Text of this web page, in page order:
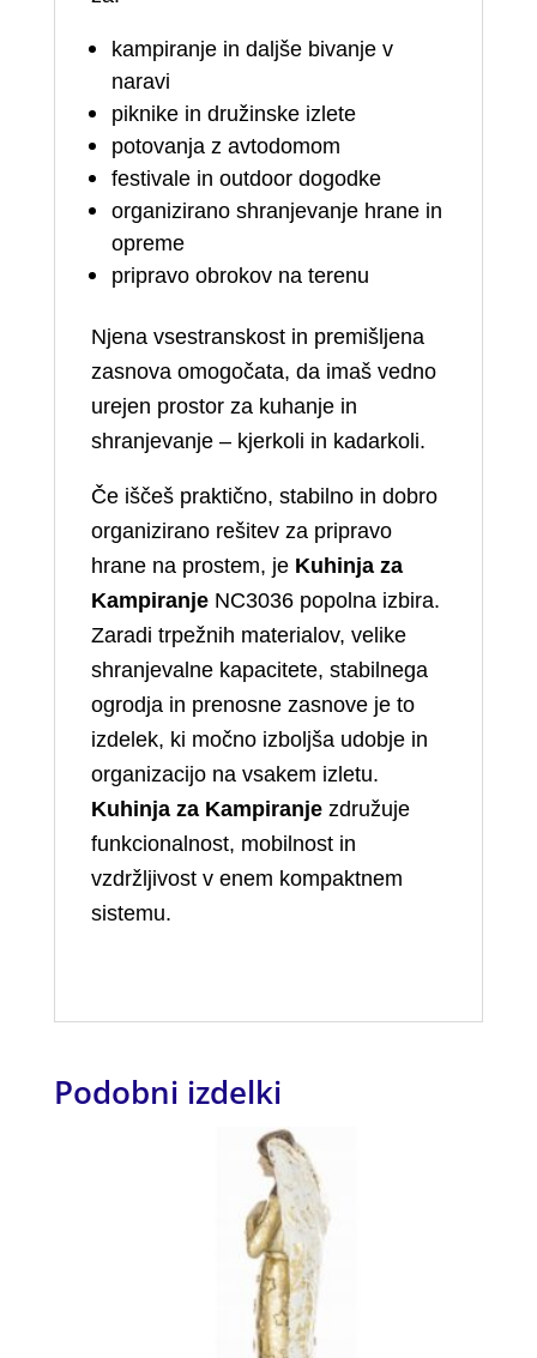
kampiranje in daljše bivanje v
naravi
piknike in družinske izlete
potovanja z avtodomom
festivale in outdoor dogodke
organizirano shranjevanje hrane in
opreme
pripravo obrokov na terenu
Njena vsestranskost in premišljena
zasnova omogočata, da imaš vedno
urejen prostor za kuhanje in
shranjevanje – kjerkoli in kadarkoli.
Če iščeš praktično, stabilno in dobro
organizirano rešitev za pripravo
hrane na prostem, je Kuhinja za
KampiranjeNC3036 popolna izbira.
Zaradi trpežnih materialov, velike
shranjevalne kapacitete, stabilnega
ogrodja in prenosne zasnove je to
izdelek, ki močno izboljša udobje in
organizacijo na vsakem izletu.
Kuhinja za Kampiranjezdružuje
funkcionalnost, mobilnost in
vzdržljivost v enem kompaktnem
sistemu.
Podobni izdelki